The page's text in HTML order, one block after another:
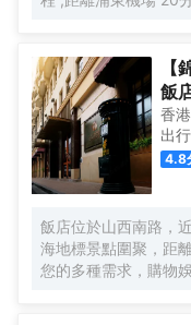
培訓於一體的綜合度假景區。 酒店整體以
精緻、古樸的四合院
以現代化的設施以及
飯
香港
出
4.8
飯店位於山西南路，
海地標景點圍聚，距
您的多種需求，購物